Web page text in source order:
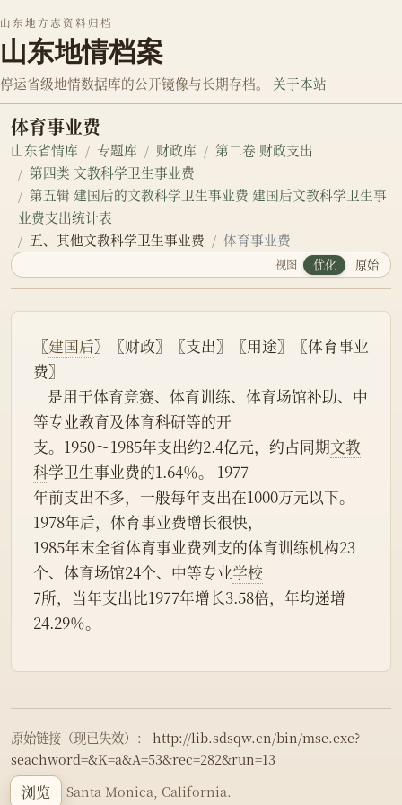
山东地方志资料归档
山东地情档案
停运省级地情数据库的公开镜像与长期存档。 关于本站
体育事业费
山东省情库 专题库 财政库
第二卷 财政支出
第四类 文教科学卫生事业费
第五辑 建国后的文教科学卫生事业费 建国后文教科学卫生事
业费支出统计表
五、其他文教科学卫生事业费
体育事业费
视图 优化 原始
浏览
〖建国后〗〖财政〗〖支出〗〖用途〗〖体育事业
费〗
等专业教育及体育科研等的开
支。1950～1985年支出约2.4亿元，约占同期文教
科学卫生事业费的1.64％。 1977
年前支出不多，一般每年支出在1000万元以下。
1978年后，体育事业费增长很快，
1985年末全省体育事业费列支的体育训练机构23
个、体育场馆24个、中等专业学校
7所，当年支出比1977年增长3.58倍，年均递增
24.29％。
原始链接（现已失效）：
http://lib.sdsqw.cn/bin/mse.exe?
seachword=&K=a&A=53&rec=282&run=13
Made in Santa Monica, California.